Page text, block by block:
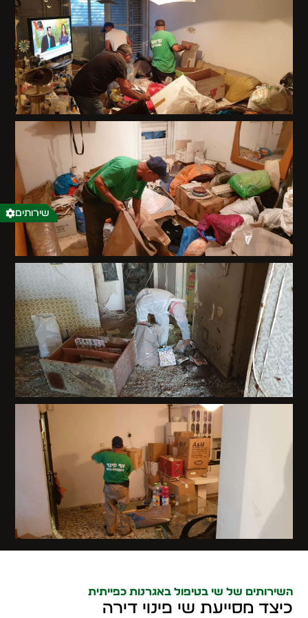
השירותים של שי בטיפול באגרנות כפייתית
כיצד מסייעת שי פינוי דירה
שירותים